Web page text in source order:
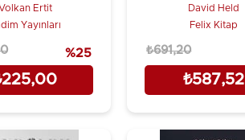
ÇağıErtit
Yayınları
%25
David Held
Felix Kitap
₺587,52
₺691,20